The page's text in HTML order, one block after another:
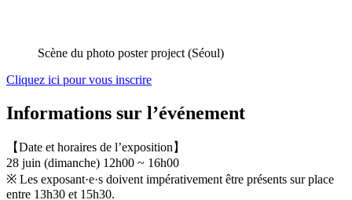
Scène du photo poster project (Séoul)
Cliquez ici pour vous inscrire
Informations sur l’événement
【Date et horaires de l’exposition】
28 juin (dimanche) 12h00 ~ 16h00
※ Les exposant·e·s doivent impérativement être présents sur place
entre 13h30 et 15h30.